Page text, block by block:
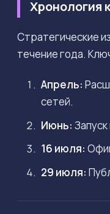
Хронология
Стратегические
течение года.
Апрель:
сетей.
Июнь:
16 июля:
29 июля: